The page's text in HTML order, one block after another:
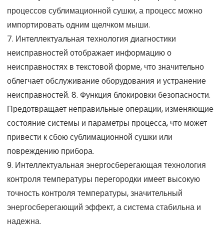
процессов сублимационной сушки, а процесс можно
импортировать одним щелчком мыши.
7. Интеллектуальная технология диагностики
неисправностей отображает информацию о
неисправностях в текстовой форме, что значительно
облегчает обслуживание оборудования и устранение
неисправностей. 8. Функция блокировки безопасности.
Предотвращает неправильные операции, изменяющие
состояние системы и параметры процесса, что может
привести к сбою сублимационной сушки или
повреждению прибора.
9. Интеллектуальная энергосберегающая технология
контроля температуры перегородки имеет высокую
точность контроля температуры, значительный
энергосберегающий эффект, а система стабильна и
надежна.